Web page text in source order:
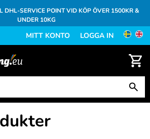
DHL-SERVICE POINT VID KÖP ÖVER 1500KR &
UNDER 10KG
MITT KONTO LOGGA IN